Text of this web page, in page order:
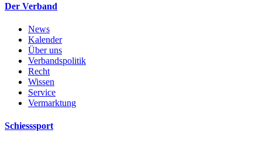
Der Verband
News
Kalender
Über uns
Verbandspolitik
Recht
Wissen
Service
Vermarktung
Schiesssport